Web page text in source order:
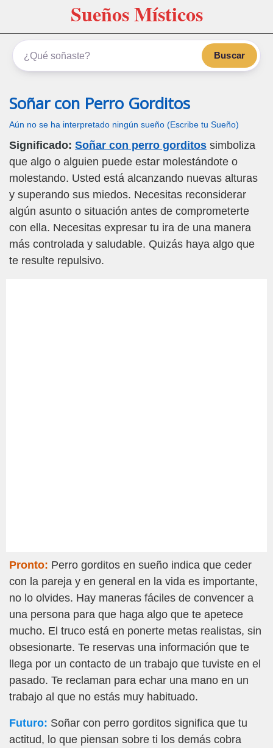
Sueños Místicos
Buscar
Soñar con Perro Gorditos
Aún no se ha interpretado ningún sueño (Escribe tu Sueño)
Significado: Soñar con perro gorditos simboliza
que algo o alguien puede estar molestándote o
molestando. Usted está alcanzando nuevas alturas
y superando sus miedos. Necesitas reconsiderar
algún asunto o situación antes de comprometerte
con ella. Necesitas expresar tu ira de una manera
más controlada y saludable. Quizás haya algo que
te resulte repulsivo.
Pronto: Perro gorditos en sueño indica que ceder
con la pareja y en general en la vida es importante,
no lo olvides. Hay maneras fáciles de convencer a
una persona para que haga algo que te apetece
mucho. El truco está en ponerte metas realistas, sin
obsesionarte. Te reservas una información que te
llega por un contacto de un trabajo que tuviste en el
pasado. Te reclaman para echar una mano en un
trabajo al que no estás muy habituado.
Futuro: Soñar con perro gorditos significa que tu
actitud, lo que piensan sobre ti los demás cobra